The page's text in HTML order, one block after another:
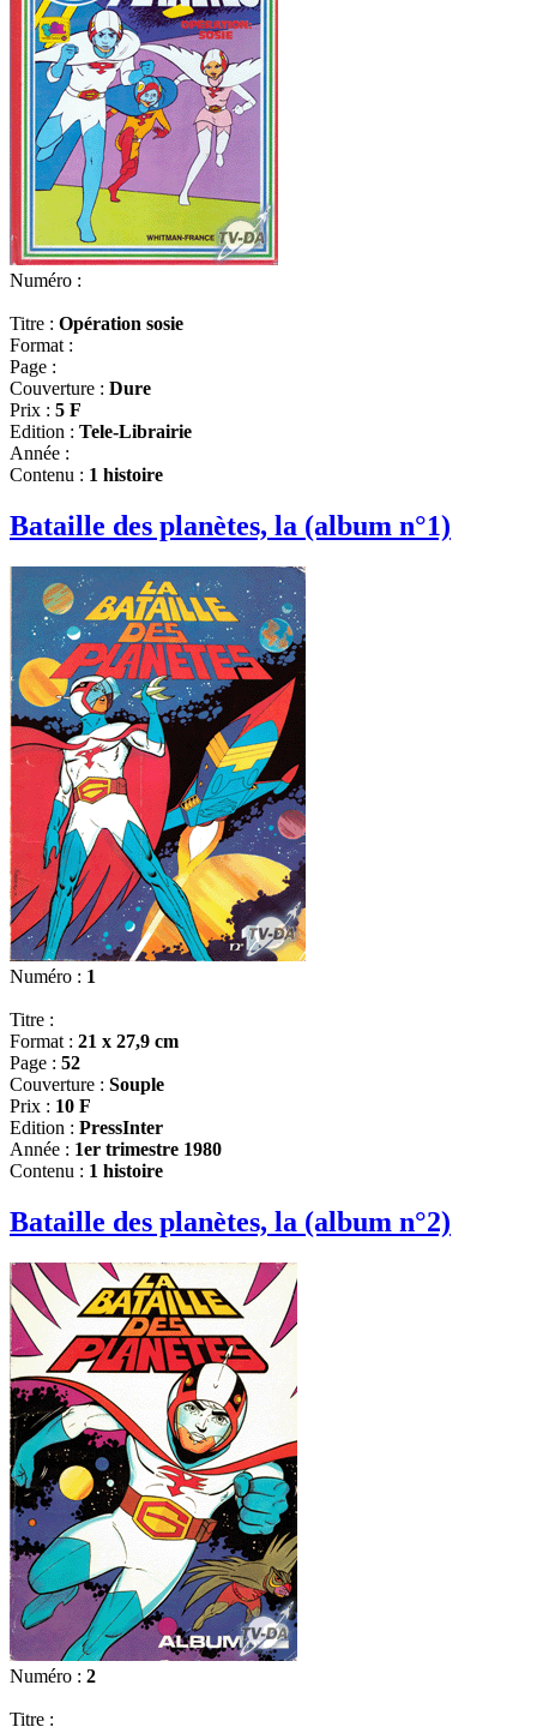
Numéro :
Titre : Opération sosie
Format :
Page :
Couverture : Dure
Prix : 5 F
Edition : Tele-Librairie
Année :
Contenu : 1 histoire
Bataille des planètes, la (album n°1)
Numéro : 1
Titre :
Format : 21 x 27,9 cm
Page : 52
Couverture : Souple
Prix : 10 F
Edition : PressInter
Année : 1er trimestre 1980
Contenu : 1 histoire
Bataille des planètes, la (album n°2)
Numéro : 2
Titre :